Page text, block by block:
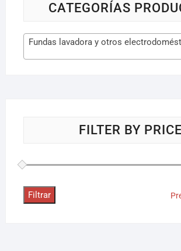
CATEGORÍAS
Fundas lavadora y otros
FILTER BY PRICE
Filtrar